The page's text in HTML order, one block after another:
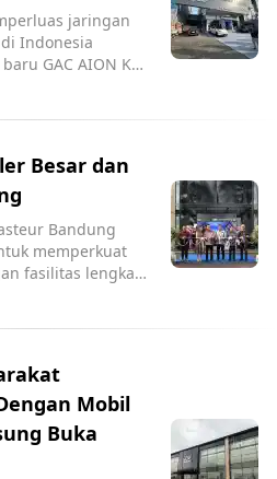
jaringan
Indonesia
GAC AION KS
Besar dan
Bandung
memperkuat
fasilitas lengkap
EV.
Mobil
Buka